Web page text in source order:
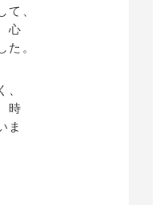
て、
心
た。
、
時
ま